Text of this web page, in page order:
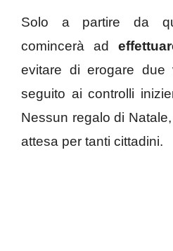
Solo a partire da
comincerà ad
evitare di erogare due
seguito ai controlli
Nessun regalo di
attesa per tanti cittadini.